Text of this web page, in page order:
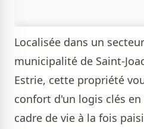
Localisée dans un
municipalité de Saint-
Estrie, cette propriété
confort d'un logis clés
cadre de vie à la fois